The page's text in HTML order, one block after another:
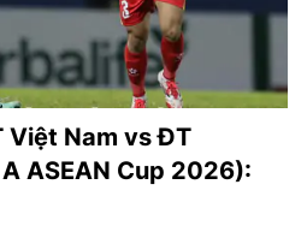
Việt Nam vs ĐT
ASEAN Cup 2026):